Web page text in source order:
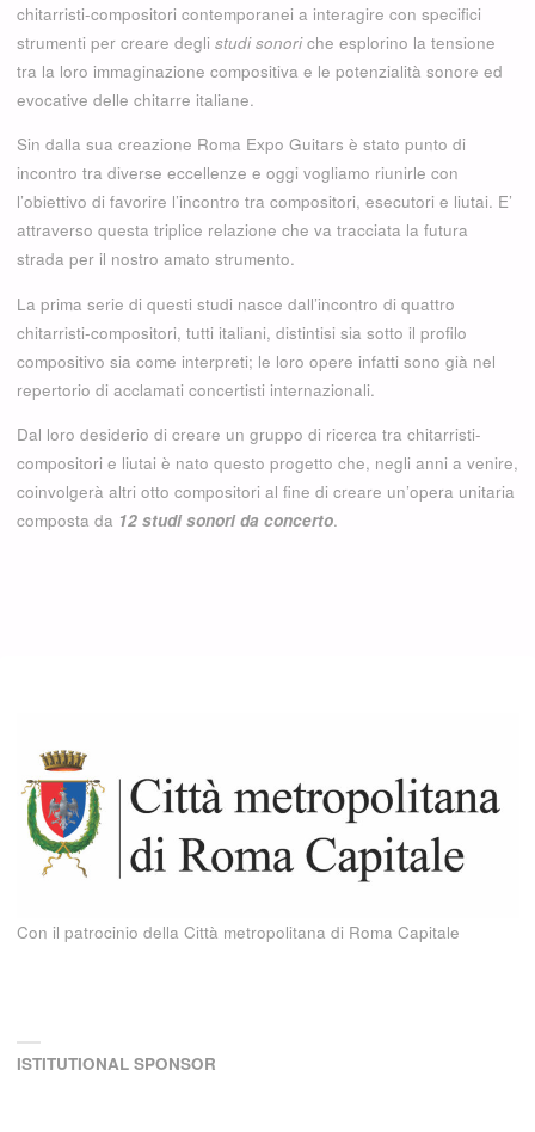
chitarristi-compositori contemporanei a interagire con specifici
strumenti per creare degli studi sonoriche esplorino la tensione
tra la loro immaginazione compositiva e le potenzialità sonore ed
evocative delle chitarre italiane.
Sin dalla sua creazione Roma Expo Guitars è stato punto di
incontro tra diverse eccellenze e oggi vogliamo riunirle con
l’obiettivo di favorire l’incontro tra compositori, esecutori e liutai. E’
attraverso questa triplice relazione che va tracciata la futura
strada per il nostro amato strumento.
La prima serie di questi studi nasce dall’incontro di quattro
chitarristi-compositori, tutti italiani, distintisi sia sotto il profilo
compositivo sia come interpreti; le loro opere infatti sono già nel
repertorio di acclamati concertisti internazionali.
Dal loro desiderio di creare un gruppo di ricerca tra chitarristi-
compositori e liutai è nato questo progetto che, negli anni a venire,
coinvolgerà altri otto compositori al fine di creare un’opera unitaria
composta da 12 studi sonori da concerto.
Con il patrocinio della Città metropolitana di Roma Capitale
ISTITUTIONAL SPONSOR